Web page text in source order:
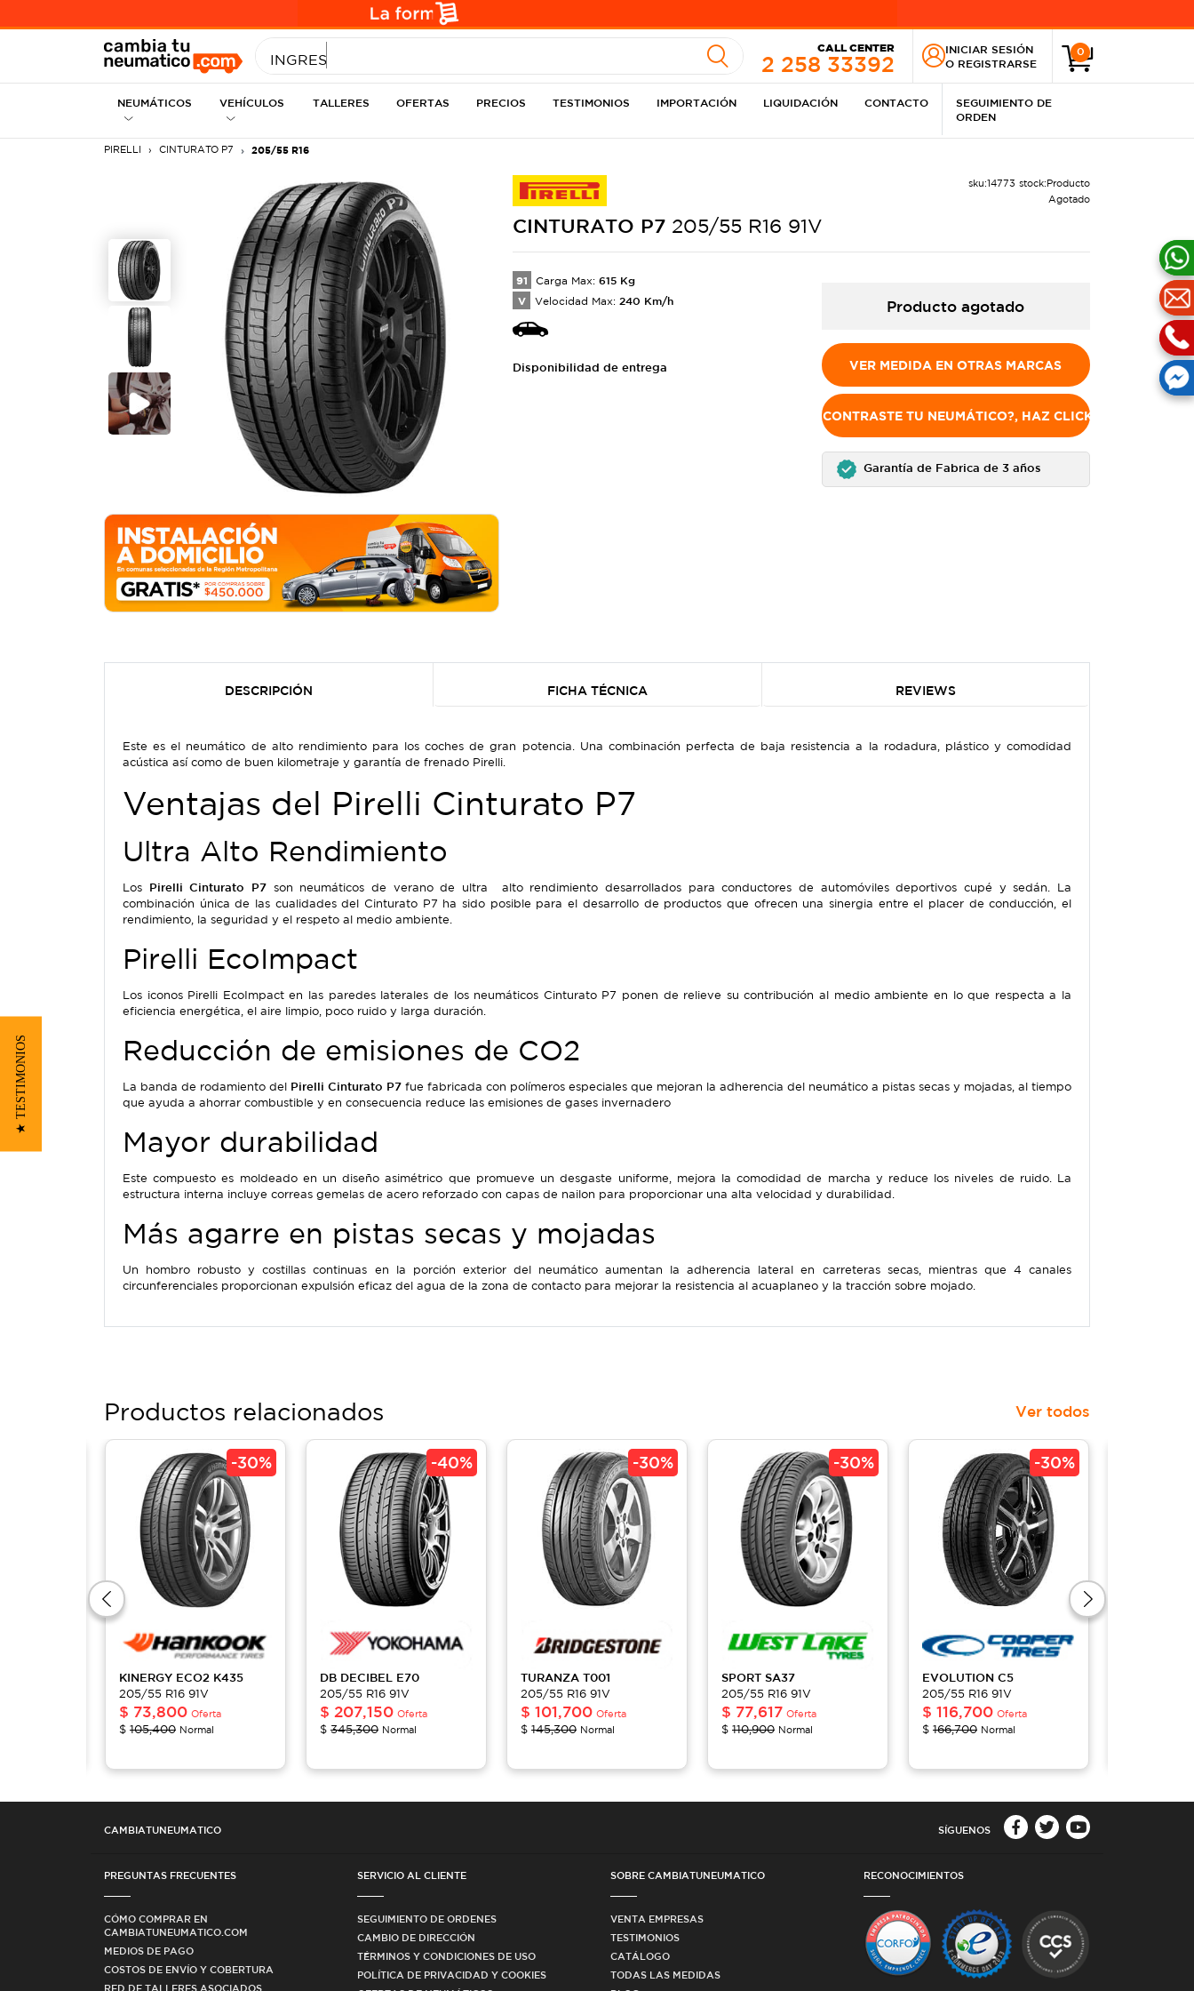
INGRESE MEDIDA
CALL CENTER
2 258 33392
INICIAR SESIÓN
O REGISTRARSE
0
NEUMÁTICOS VEHÍCULOS TALLERES OFERTAS PRECIOS TESTIMONIOS IMPORTACIÓN LIQUIDACIÓN CONTACTO
SEGUIMIENTO DE
ORDEN
PIRELLI CINTURATO P7 205/55 R16
sku:14773 stock:Producto
Agotado
CINTURATO P7 205/55 R16 91V
91 Carga Max: 615 Kg
V Velocidad Max: 240 Km/h
Disponibilidad de entrega
Producto agotado
VER MEDIDA EN OTRAS MARCAS
NO ENCONTRASTE TU NEUMÁTICO?, HAZ CLICK AQUÍ
Garantía de Fabrica de 3 años
DESCRIPCIÓN FICHA TÉCNICA REVIEWS
Este es el neumático de alto rendimiento para los coches de gran potencia. Una combinación perfecta de baja resistencia a la rodadura, plástico y comodidad
acústica así como de buen kilometraje y garantía de frenado Pirelli.
Ventajas del Pirelli Cinturato P7
Ultra Alto Rendimiento
Los Pirelli Cinturato P7 son neumáticos de verano de ultra alto rendimiento desarrollados para conductores de automóviles deportivos cupé y sedán. La
combinación única de las cualidades del Cinturato P7 ha sido posible para el desarrollo de productos que ofrecen una sinergia entre el placer de conducción, el
rendimiento, la seguridad y el respeto al medio ambiente.
Pirelli EcoImpact
Los iconos Pirelli EcoImpact en las paredes laterales de los neumáticos Cinturato P7 ponen de relieve su contribución al medio ambiente en lo que respecta a la
eficiencia energética, el aire limpio, poco ruido y larga duración.
Reducción de emisiones de CO2
La banda de rodamiento del Pirelli Cinturato P7 fue fabricada con polímeros especiales que mejoran la adherencia del neumático a pistas secas y mojadas, al tiempo
que ayuda a ahorrar combustible y en consecuencia reduce las emisiones de gases invernadero
Mayor durabilidad
Este compuesto es moldeado en un diseño asimétrico que promueve un desgaste uniforme, mejora la comodidad de marcha y reduce los niveles de ruido. La
estructura interna incluye correas gemelas de acero reforzado con capas de nailon para proporcionar una alta velocidad y durabilidad.
Más agarre en pistas secas y mojadas
Un hombro robusto y costillas continuas en la porción exterior del neumático aumentan la adherencia lateral en carreteras secas, mientras que 4 canales
circunferenciales proporcionan expulsión eficaz del agua de la zona de contacto para mejorar la resistencia al acuaplaneo y la tracción sobre mojado.
Productos relacionados Ver todos
-30%
KINERGY ECO2 K435
205/55 R16 91V
$ 73,800 Oferta
$ 105,400 Normal
-40%
DB DECIBEL E70
205/55 R16 91V
$ 207,150 Oferta
$ 345,300 Normal
-30%
TURANZA T001
205/55 R16 91V
$ 101,700 Oferta
$ 145,300 Normal
-30%
SPORT SA37
205/55 R16 91V
$ 77,617 Oferta
$ 110,900 Normal
-30%
EVOLUTION C5
205/55 R16 91V
$ 116,700 Oferta
$ 166,700 Normal
CAMBIATUNEUMATICO SÍGUENOS
PREGUNTAS FRECUENTES
CÓMO COMPRAR EN
CAMBIATUNEUMATICO.COM
MEDIOS DE PAGO
COSTOS DE ENVÍO Y COBERTURA
RED DE TALLERES ASOCIADOS
SERVICIO AL CLIENTE
SEGUIMIENTO DE ORDENES
CAMBIO DE DIRECCIÓN
TÉRMINOS Y CONDICIONES DE USO
POLÍTICA DE PRIVACIDAD Y COOKIES
SOBRE CAMBIATUNEUMATICO
VENTA EMPRESAS
TESTIMONIOS
CATÁLOGO
TODAS LAS MEDIDAS
RECONOCIMIENTOS
★ TESTIMONIOS